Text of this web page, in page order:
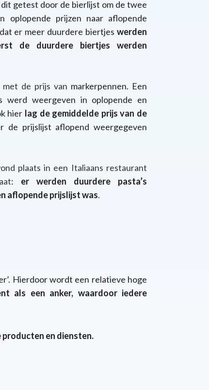
getest door de bierlijst om de twee
oplopende prijzen naar aflopende
er meer duurdere biertjes werden
de duurdere biertjes werden
de prijs van markerpennen. Een
werd weergeven in oplopende en
hier lag de gemiddelde prijs van de
de prijslijst aflopend weergegeven
plaats in een Italiaans restaurant
: er werden duurdere pasta’s
aflopende prijslijst was.
Hierdoor wordt een relatieve hoge
als een anker, waardoor iedere
en diensten.